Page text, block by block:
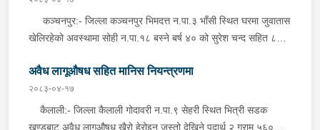
आइतवार बिहान पक्राउ गरी आवश्यक कारवाहीको लागी भन्सार कार्यालय
गड्डाचौकी, कञ्चनपुरमा वुझाइएको छ ।
मोटरसाइकल चालक गोदावरी न.पा.८ बस्ने बर्ष ३६ को बिनोद चौधरी गम्भिर
घाइते भई कैलाली अस्पताल धनगढीमा उपचार भइरहेको छ । दुर्घटना
कञ्चनपुर:- जिल्ला कञ्चनपुर भिमदत्त न.पा.३ भाँसी स्थित घरमा जुवातास
खेलिरहेको अवस्थामा सोही न.पा.१८ बस्ने बर्ष ४० को सुरेश चन्द सहित ८
भन्ने सुचनाको आधारमा जिल्ला प्रहरी कार्यालय कञ्चनपुरबाट खटिएको
प्रहरीले निजहरूलाई नगद रु.१,६१,९४०।- (एक लाख एकसठ्ठी हजार नौ
सय चालिस) र ४ गड्डी तास सहित पक्राउ गरेको छ । यस सम्बन्धमा
प्रहरीले अनुसन्धान गरिरहेको छ ।
अवैध लागूऔषध सहित मानिस नियन्त्रणमा
२०८३-०४-१७
कैलाली:- जिल्ला कैलाली गोदावरी न.पा.९ सेहरी स्थित भित्री सडक
खण्डबाट अवैध लागूऔषध खैरो हेरोइन जस्तो देखिने पदार्थ २ ग्राम ५६०